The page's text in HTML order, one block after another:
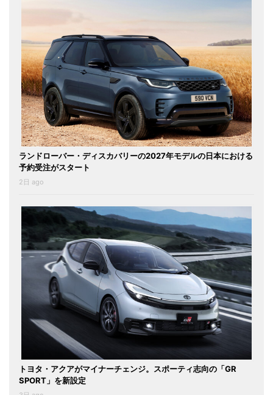
ランドローバー・ディスカバリーの2027年モデルの日本における
予約受注がスタート
2日 ago
トヨタ・アクアがマイナーチェンジ。スポーティ志向の「GR
SPORT」を新設定